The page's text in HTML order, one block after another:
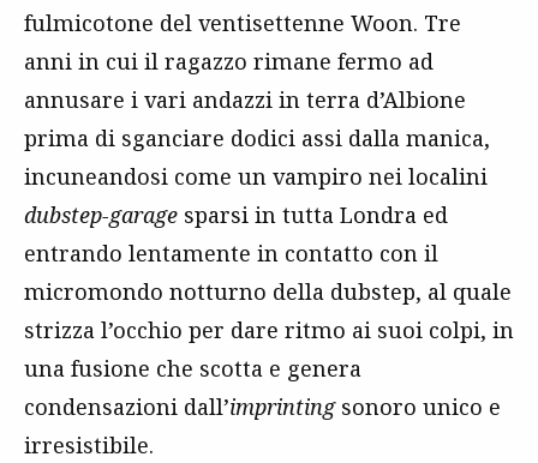
fulmicotone del ventisettenne Woon. Tre
anni in cui il ragazzo rimane fermo ad
annusare i vari andazzi in terra d’Albione
prima di sganciare dodici assi dalla manica,
incuneandosi come un vampiro nei localini
dubstep-garage sparsi in tutta Londra ed
entrando lentamente in contatto con il
micromondo notturno della dubstep, al quale
strizza l’occhio per dare ritmo ai suoi colpi, in
una fusione che scotta e genera
condensazioni dall’imprintingsonoro unico e
irresistibile.